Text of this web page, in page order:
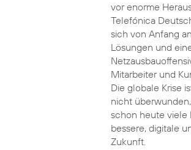
vor enorme
Telefónica
sich von Anfang
Lösungen und
Mitarbeiter und
Die globale Krise
nicht
schon heute viele
bessere, digitale
Zukunft.